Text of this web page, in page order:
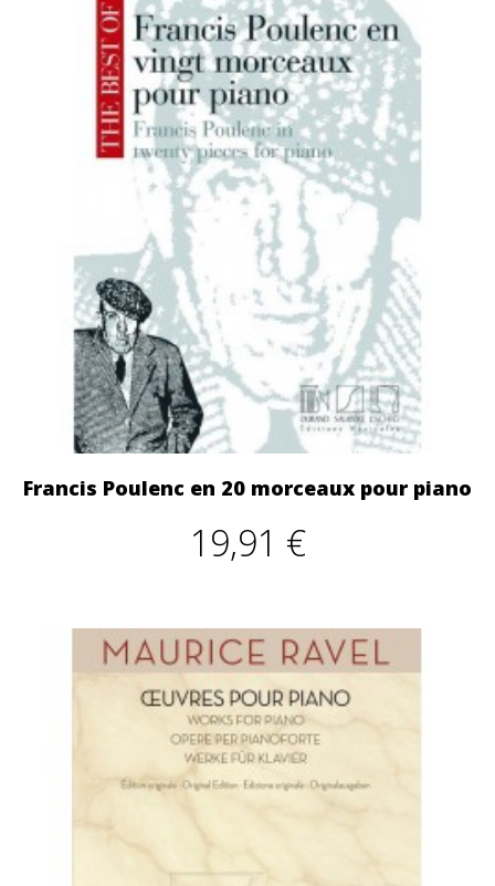
Francis Poulenc en 20 morceaux pour piano
19,91 €